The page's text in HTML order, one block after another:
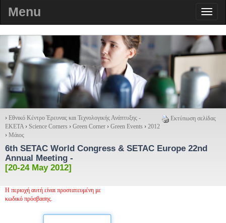
Menu
Εκτύπωση σελίδας
› Εθνικό Κέντρο Έρευνας και Τεχνολογικής Ανάπτυξης -
ΕΚΕΤΑ› Science Corners › Green Corner › Green Events › 2012
› Μάιος
6th SETAC World Congress & SETAC Europe 22nd
Annual Meeting -
[20-24 May 2012]
Η περιοχή αυτή είναι προστατευμένη με
κωδικό πρόσβασης.